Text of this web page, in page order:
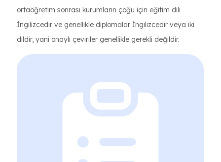
ortaöğretim sonrası kurumların çoğu için eğitim dili
İngilizcedir ve genellikle diplomalar İngilizcedir veya iki
dildir, yani onaylı çeviriler genellikle gerekli değildir.